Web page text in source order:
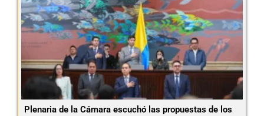
Plenaria de la Cámara escuchó las propuestas de los